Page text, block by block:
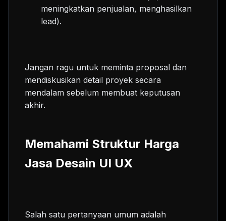
meningkatkan penjualan, menghasilkan
lead).
Jangan ragu untuk meminta proposal dan
mendiskusikan detail proyek secara
mendalam sebelum membuat keputusan
akhir.
Memahami Struktur Harga
Jasa Desain UI UX
Salah satu pertanyaan umum adalah